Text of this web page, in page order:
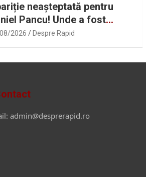
neașteptată pentru
Pancu! Unde a fost
antrenorul Rapidului |
2026 Despre Rapid
admin@desprerapid.ro